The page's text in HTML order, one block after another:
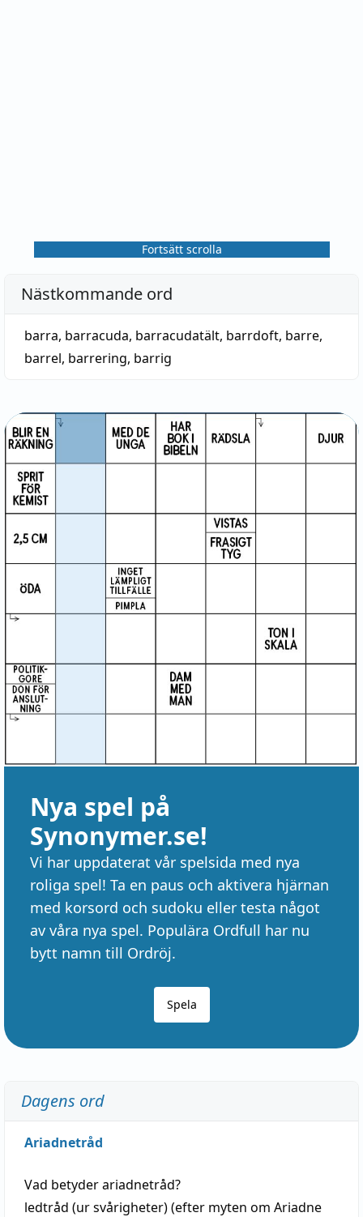
Fortsätt scrolla
Nästkommande ord
barra, barracuda, barracudatält, barrdoft, barre,
barrel, barrering, barrig
Nya spel på
Synonymer.se!
Vi har uppdaterat vår spelsida med nya
roliga spel! Ta en paus och aktivera hjärnan
med korsord och sudoku eller testa något
av våra nya spel. Populära Ordfull har nu
bytt namn till Ordröj.
Spela
Dagens ord
Ariadnetråd
Vad betyderariadnetråd?
ledtråd (ur svårigheter) (efter myten om Ariadne